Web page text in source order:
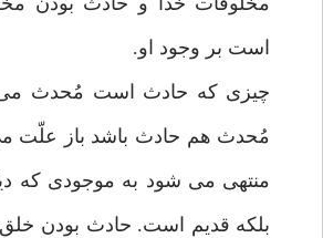
است بر وجود او.
چیزی که حادث است مُحدث می
مُحدث هم حادث باشد باز علّت می
منتهی می شود به موجودی که
بلکه قدیم است. حادث بودن خلق